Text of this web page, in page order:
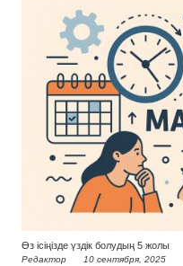
Өз ісіңізде үздік болудың 5 жолы
Редактор 10 сентября, 2025